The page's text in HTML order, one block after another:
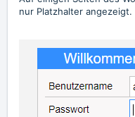
nur Platzhalter angezeigt.